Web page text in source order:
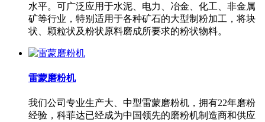
水平。可广泛应用于水泥、电力、冶金、化工、非金属
矿等行业，特别适用于各种矿石的大型制粉加工，将块
状、颗粒状及粉状原料磨成所要求的粉状物料。
雷蒙磨粉机
我们公司专业生产大、中型雷蒙磨粉机，拥有22年磨粉
经验，科菲达已经成为中国领先的磨粉机制造商和供应